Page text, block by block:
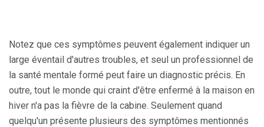
Notez que ces symptômes peuvent également indiquer un
large éventail d'autres troubles, et seul un professionnel de
la santé mentale formé peut faire un diagnostic précis. En
outre, tout le monde qui craint d'être enfermé à la maison en
hiver n'a pas la fièvre de la cabine. Seulement quand
quelqu'un présente plusieurs des symptômes mentionnés